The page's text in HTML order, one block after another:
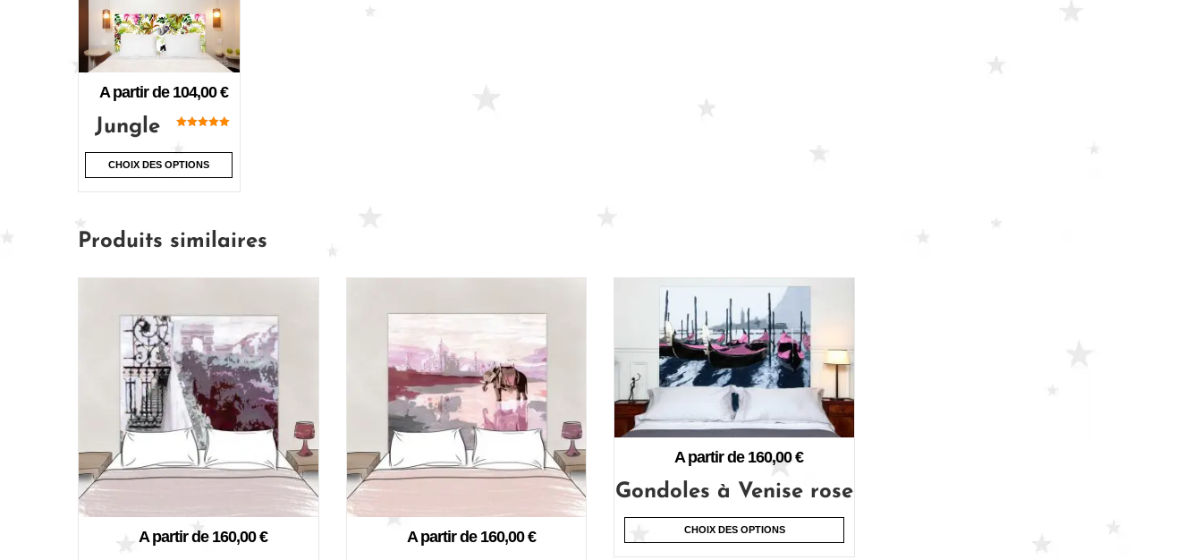
A partir de 104,00€
sur 5
Jungle
CHOIX DES OPTIONS
Produits similaires
A partir de 160,00€ A partir de 160,00€
A partir de 160,00€
Gondoles à Venise rose
CHOIX DES OPTIONS